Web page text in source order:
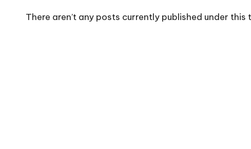
There aren’t any posts currently published under this